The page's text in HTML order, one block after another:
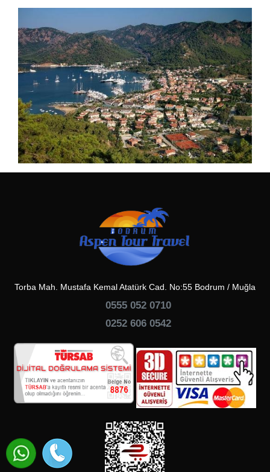
Torba Mah. Mustafa Kemal Atatürk Cad. No:55 Bodrum / Muğla
0555 052 0710
0252 606 0542